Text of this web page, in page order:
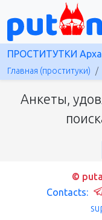
ПРОСТИТУТКИ
Главная (проституки)
Анкеты,
©
Contacts: